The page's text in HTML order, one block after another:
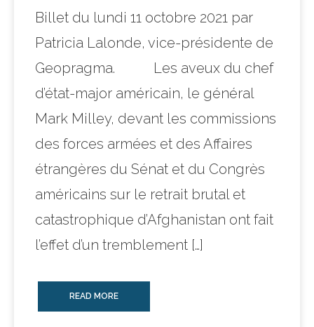
Billet du lundi 11 octobre 2021 par
Patricia Lalonde, vice-présidente de
Geopragma. Les aveux du chef
d’état-major américain, le général
Mark Milley, devant les commissions
des forces armées et des Affaires
étrangères du Sénat et du Congrès
américains sur le retrait brutal et
catastrophique d’Afghanistan ont fait
l’effet d’un tremblement […]
READ MORE